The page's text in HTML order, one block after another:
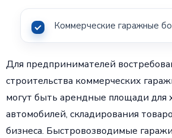
Коммерческие гаражные
Для предпринимателей
строительства коммерческих
могут быть арендные площади для
автомобилей, складирования
бизнеса. Быстровозводимые